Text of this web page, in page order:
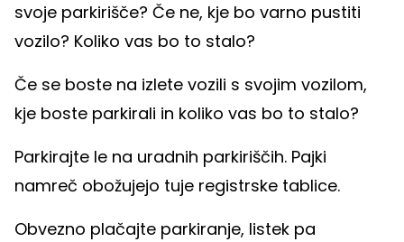
svoje parkirišče? Če ne, kje bo varno pustiti
vozilo? Koliko vas bo to stalo?
Če se boste na izlete vozili s svojim vozilom,
kje boste parkirali in koliko vas bo to stalo?
Parkirajte le na uradnih parkiriščih. Pajki
namreč obožujejo tuje registrske tablice.
Obvezno plačajte parkiranje, listek pa